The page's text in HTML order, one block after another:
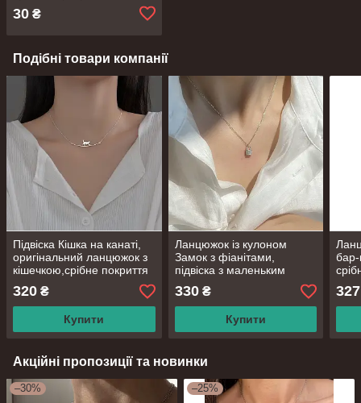
30 ₴
Подібні товари компанії
Підвіска Кішка на канаті,
оригінальний ланцюжок з
кішечкою,срібне покриття
925 проби, довжина
40+4см, канат 4 см
320 ₴
Купити
Ланцюжок із кулоном
Замок з фіанітами,
підвіска з маленьким
замочком, срібне покриття
925 проби, довжина 40+5
см
330₴
Купити
бар-
327
Акційні пропозиції та новинки
–30% –25%